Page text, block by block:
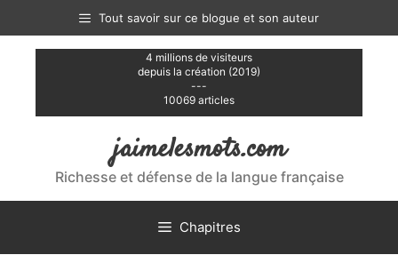
contenu
Tout savoir sur ce blogue et son auteur
4 millions de visiteurs
depuis la création (2019)
---
10069 articles
jaimelesmots.com
Richesse et défense de la langue française
Chapitres